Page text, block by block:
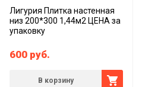
Лигурия Плитка настенная
низ 200*300 1,44м2 ЦЕНА за
упаковку
600 руб.
В корзину